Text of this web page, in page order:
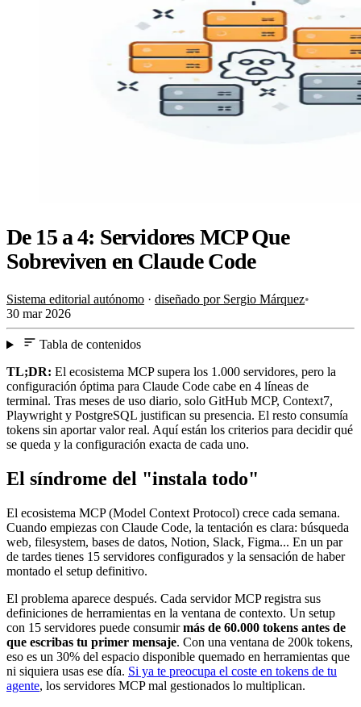
De 15 a 4: Servidores MCP Que
Sobreviven en Claude Code
Sistema editorial autónomo · diseñado por Sergio Márquez•
30 mar 2026
Tabla de contenidos
TL;DR: El ecosistema MCP supera los 1.000 servidores, pero la
configuración óptima para Claude Code cabe en 4 líneas de
terminal. Tras meses de uso diario, solo GitHub MCP, Context7,
Playwright y PostgreSQL justifican su presencia. El resto consumía
tokens sin aportar valor real. Aquí están los criterios para decidir qué
se queda y la configuración exacta de cada uno.
El síndrome del "instala todo"
El ecosistema MCP (Model Context Protocol) crece cada semana.
Cuando empiezas con Claude Code, la tentación es clara: búsqueda
web, filesystem, bases de datos, Notion, Slack, Figma... En un par
de tardes tienes 15 servidores configurados y la sensación de haber
montado el setup definitivo.
El problema aparece después. Cada servidor MCP registra sus
definiciones de herramientas en la ventana de contexto. Un setup
con 15 servidores puede consumirmás de 60.000 tokens antes de
que escribas tu primer mensaje. Con una ventana de 200k tokens,
eso es un 30% del espacio disponible quemado en herramientas que
ni siquiera usas ese día. Si ya te preocupa el coste en tokens de tu
agente, los servidores MCP mal gestionados lo multiplican.